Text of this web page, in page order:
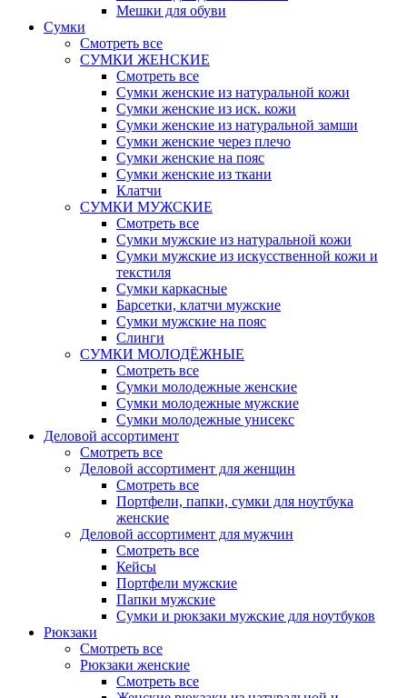
Мешки для обуви
Сумки
Смотреть все
СУМКИ ЖЕНСКИЕ
Смотреть все
Сумки женские из натуральной кожи
Сумки женские из иск. кожи
Сумки женские из натуральной замши
Сумки женские через плечо
Сумки женские на пояс
Сумки женские из ткани
Клатчи
СУМКИ МУЖСКИЕ
Смотреть все
Сумки мужские из натуральной кожи
Сумки мужские из искусственной кожи и
текстиля
Сумки каркасные
Барсетки, клатчи мужские
Сумки мужские на пояс
Слинги
СУМКИ МОЛОДЁЖНЫЕ
Смотреть все
Сумки молодежные женские
Сумки молодежные мужские
Сумки молодежные унисекс
Деловой ассортимент
Смотреть все
Деловой ассортимент для женщин
Смотреть все
Портфели, папки, сумки для ноутбука
женские
Деловой ассортимент для мужчин
Смотреть все
Кейсы
Портфели мужские
Папки мужские
Сумки и рюкзаки мужские для ноутбуков
Рюкзаки
Смотреть все
Рюкзаки женские
Смотреть все